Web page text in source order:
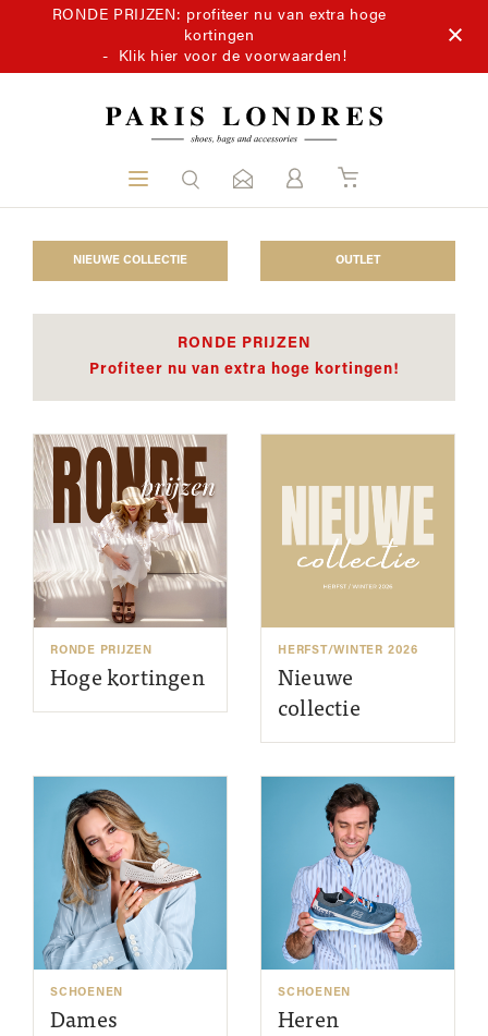
RONDE PRIJZEN: profiteer nu van extra hoge
kortingen
- Klik hier voor de voorwaarden!
NIEUWE COLLECTIE OUTLET
RONDE PRIJZEN
Profiteer nu van extra hoge kortingen!
RONDE PRIJZEN
Hoge kortingen
HERFST/WINTER 2026
Nieuwe
collectie
SCHOENEN
Dames
SCHOENEN
Heren